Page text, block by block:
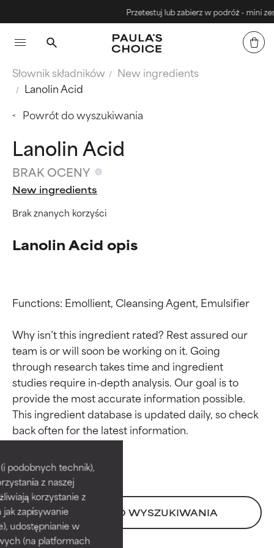
podobnych technik),
z naszej
korzystanie z
zapisywanie
udostępnianie w
(na platformach
Przetestuj lub zabierz w podróż - mini
Słownik składników
New ingredients
Lanolin Acid
Powrót do wyszukiwania
Lanolin Acid
BRAK OCENY
New ingredients
Brak znanych korzyści
Lanolin Acid opis
Functions: Emollient, Cleansing Agent, Emulsifier
Why isn’t this ingredient rated? Rest assured our
team is or will soon be working on it. Going
through research takes time and ingredient
studies require in-depth analysis. Our goal is to
provide the most accurate information possible.
This ingredient database is updated daily, so check
POWRÓT DO WYSZUKIWANIA
Oceny składników
BEST
Udowodnione i potwierdzone
przez niezależne badania.
Wyjątkowy składnik aktywny
odpowiedni dla większości
typów skóry i problemów
Oceny składników
BEST
Udowodnione i potwierdzone
przez niezależne badania.
Wyjątkowy składnik aktywny
odpowiedni dla większości
typów skóry i problemów